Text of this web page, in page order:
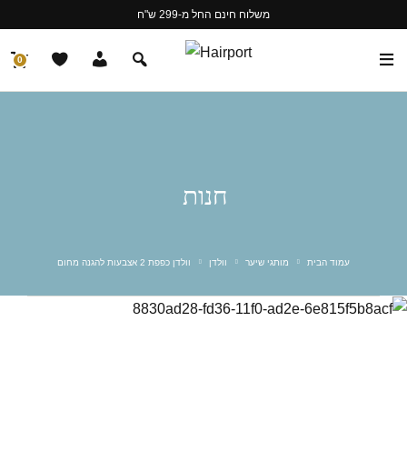
משלוח חינם החל מ-299 ש"ח
0
חנות
עמוד הבית מותגי שיער וולדן וולדן כפפת 2 אצבעות להגנה מחום